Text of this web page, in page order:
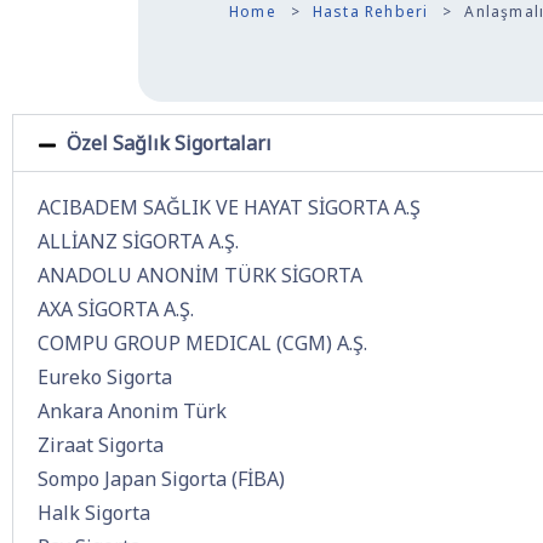
Home Hasta Rehberi
Özel Sağlık Sigortaları
ACIBADEM SAĞLIK VE HAYAT SİGORTA A.Ş
ALLİANZ SİGORTA A.Ş.
ANADOLU ANONİM TÜRK SİGORTA
AXA SİGORTA A.Ş.
COMPU GROUP MEDICAL (CGM) A.Ş.
Eureko Sigorta
Ankara Anonim Türk
Ziraat Sigorta
Sompo Japan Sigorta (FİBA)
Halk Sigorta